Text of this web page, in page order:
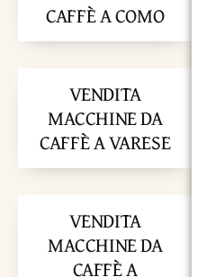
CAFFÈ A COMO
VENDITA
MACCHINE DA
CAFFÈ A VARESE
VENDITA
MACCHINE DA
CAFFÈ A